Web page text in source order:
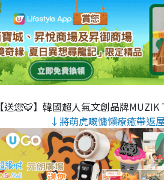
【送您🐯】韓國超人氣文創品牌MUZIK
↓將萌虎嘅慵懶療癒帶返